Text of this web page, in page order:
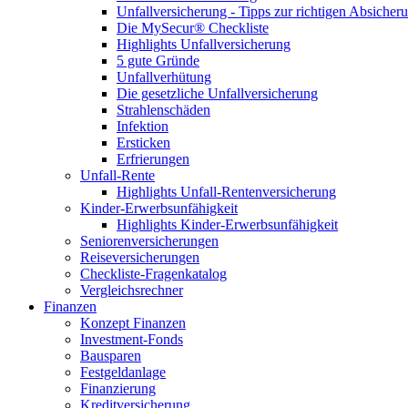
Unfallversicherung - Tipps zur richtigen
Die MySecur® Checkliste
Highlights Unfallversicherung
5 gute Gründe
Unfallverhütung
Die gesetzliche Unfallversicherung
Strahlenschäden
Infektion
Ersticken
Erfrierungen
Unfall-Rente
Highlights Unfall-Rentenversicherung
Kinder-Erwerbsunfähigkeit
Highlights Kinder-Erwerbsunfähigkeit
Seniorenversicherungen
Reiseversicherungen
Checkliste-Fragenkatalog
Vergleichsrechner
Finanzen
Konzept Finanzen
Investment-Fonds
Bausparen
Festgeldanlage
Finanzierung
Kreditversicherung